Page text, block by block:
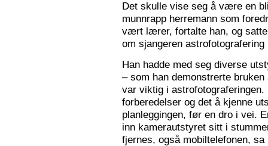
Det skulle vise seg å være en
munnrapp herremann som
vært lærer, fortalte han, og
om sjangeren astrofotografering
Han hadde med seg diverse
– som han demonstrerte
var viktig i
forberedelser og det å kjenne
planleggingen, før en dro i vei.
inn kamerautstyret sitt i
fjernes, også mobiltelefonen, sa